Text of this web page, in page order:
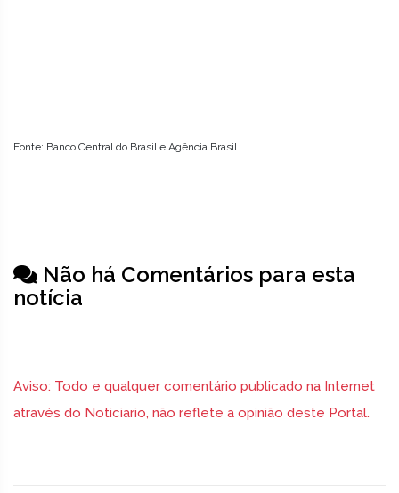
Fonte: Banco Central do Brasil e Agência Brasil
Não há Comentários para esta
notícia
Aviso: Todo e qualquer comentário publicado na Internet
através do Noticiario, não reflete a opinião deste Portal.